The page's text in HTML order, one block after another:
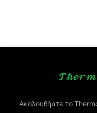
Ακολουθήστε το